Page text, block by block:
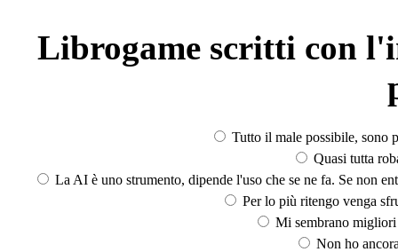
Librogame scritti con
Tutto il male possibile, sono
Quasi tutta
La AI è uno strumento, dipende l'uso che se ne fa. Se non
Per lo più ritengo venga
Mi sembrano
Non ho